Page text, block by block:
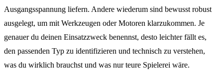
Ausgangsspannung liefern. Andere wiederum sind bewusst robust
ausgelegt, um mit Werkzeugen oder Motoren klarzukommen. Je
genauer du deinen Einsatzzweck benennst, desto leichter fällt es,
den passenden Typ zu identifizieren und technisch zu verstehen,
was du wirklich brauchst und was nur teure Spielerei wäre.